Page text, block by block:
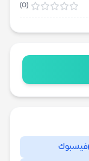
(0)
فيسبوك